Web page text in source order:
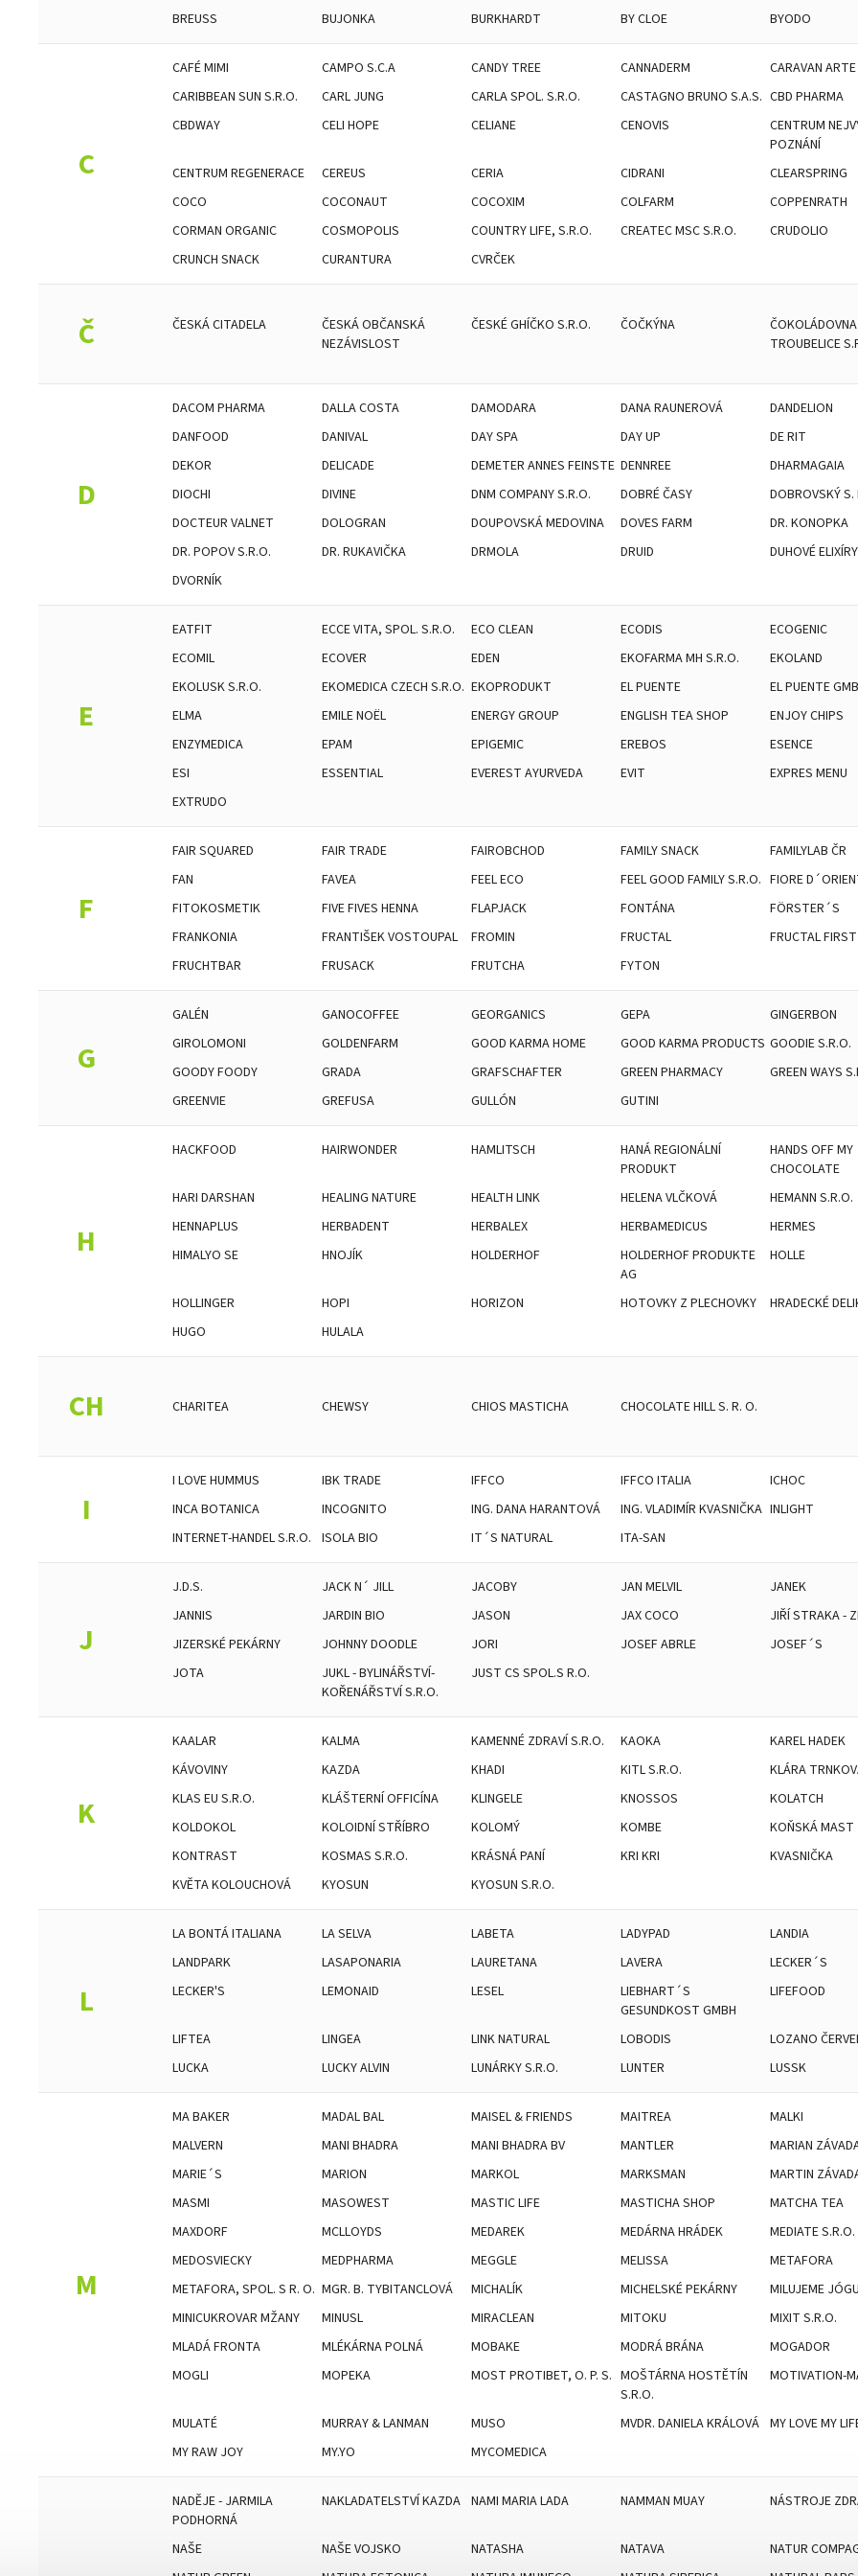
BREUSS BUJONKA BURKHARDT BY CLOE BYODO
C
CAFÉ MIMI CAMPO S.C.A CANDY TREE CANNADERM
CARAVAN ARTE
CARIBBEAN SUN S.R.O.
CARL JUNG CARLA SPOL. S.R.O. CASTAGNO BRUNO S.A.S. CBD PHARMA
CBDWAY
CELI HOPE CELIANE CENOVIS
CENTRUM
POZNÁNÍ
CENTRUM REGENERACE
CEREUS CERIA CIDRANI
CLEARSPRING
COCO
COCONAUT COCOXIM COLFARM
COPPENRATH
CORMAN ORGANIC
COSMOPOLIS COUNTRY LIFE, S.R.O. CREATEC MSC S.R.O.
CRUDOLIO
CRUNCH SNACK
CURANTURA CVRČEK
Č ČESKÁ CITADELA
ČESKÁ OBČANSKÁ
NEZÁVISLOST
ČESKÉ GHÍČKO S.R.O. ČOČKÝNA
ČOKOLÁDOVNA
TROUBELICE
D
DACOM PHARMA DALLA COSTA DAMODARA DANA RAUNEROVÁ
DANDELION
DANFOOD
DANIVAL DAY SPA DAY UP
DE RIT
DEKOR
DELICADE DEMETER ANNES FEINSTE DENNREE
DHARMAGAIA
DIOCHI
DIVINE DNM COMPANY S.R.O. DOBRÉ ČASY
DOBROVSKÝ S.
DOCTEUR VALNET
DOLOGRAN DOUPOVSKÁ MEDOVINA DOVES FARM
DR. KONOPKA
DR. POPOV S.R.O.
DR. RUKAVIČKA DRMOLA DRUID
DUHOVÉ ELIXÍRY
DVORNÍK
E
EATFIT ECCE VITA, SPOL. S.R.O. ECO CLEAN ECODIS
ECOGENIC
ECOMIL
ECOVER EDEN EKOFARMA MH S.R.O.
EKOLAND
EKOLUSK S.R.O.
EKOMEDICA CZECH S.R.O. EKOPRODUKT EL PUENTE
EL PUENTE
ELMA
EMILE NOËL ENERGY GROUP ENGLISH TEA SHOP
ENJOY CHIPS
ENZYMEDICA
EPAM EPIGEMIC EREBOS
ESENCE
ESI
ESSENTIAL EVEREST AYURVEDA EVIT
EXPRES MENU
EXTRUDO
F
FAIR SQUARED FAIR TRADE FAIROBCHOD FAMILY SNACK
FAMILYLAB ČR
FAN
FAVEA FEEL ECO FEEL GOOD FAMILY S.R.O. FIORE
FITOKOSMETIK
FIVE FIVES HENNA FLAPJACK FONTÁNA
FÖRSTER´S
FRANKONIA
FRANTIŠEK VOSTOUPAL FROMIN FRUCTAL
FRUCTAL FIRST
FRUCHTBAR
FRUSACK FRUTCHA FYTON
G
GALÉN GANOCOFFEE GEORGANICS GEPA
GINGERBON
GIROLOMONI
GOLDENFARM GOOD KARMA HOME GOOD KARMA PRODUCTS GOODIE S.R.O.
GOODY FOODY
GRADA GRAFSCHAFTER GREEN PHARMACY
GREEN WAYS
GREENVIE
GREFUSA GULLÓN GUTINI
H
HACKFOOD HAIRWONDER HAMLITSCH
HANÁ REGIONÁLNÍ
PRODUKT
HANDS OFF MY
CHOCOLATE
HARI DARSHAN
HEALING NATURE HEALTH LINK HELENA VLČKOVÁ
HEMANN S.R.O.
HENNAPLUS
HERBADENT HERBALEX HERBAMEDICUS
HERMES
HIMALYO SE
HNOJÍK HOLDERHOF
HOLDERHOF PRODUKTE
AG
HOLLE
HOLLINGER HOPI HORIZON HOTOVKY Z PLECHOVKY
HRADECKÉ
HUGO
HULALA
CH CHARITEA CHEWSY CHIOS MASTICHA CHOCOLATE HILL S. R. O.
I
I LOVE HUMMUS IBK TRADE IFFCO IFFCO ITALIA
ICHOC
INCA BOTANICA
INCOGNITO ING. DANA HARANTOVÁ ING. VLADIMÍR KVASNIČKA INLIGHT
INTERNET-HANDEL S.R.O. ISOLA BIO IT´S NATURAL ITA-SAN
J
J.D.S. JACK N´ JILL JACOBY JAN MELVIL
JANEK
JANNIS
JARDIN BIO JASON JAX COCO
JIŘÍ STRAKA -
JIZERSKÉ PEKÁRNY
JOHNNY DOODLE JORI JOSEF ABRLE
JOSEF´S
JOTA
JUKL - BYLINÁŘSTVÍ-
KOŘENÁŘSTVÍ S.R.O.
JUST CS SPOL.S R.O.
K
KAALAR KALMA KAMENNÉ ZDRAVÍ S.R.O. KAOKA
KAREL HADEK
KÁVOVINY
KAZDA KHADI KITL S.R.O.
KLÁRA
KLAS EU S.R.O.
KLÁŠTERNÍ OFFICÍNA KLINGELE KNOSSOS
KOLATCH
KOLDOKOL
KOLOIDNÍ STŘÍBRO KOLOMÝ KOMBE
KOŇSKÁ MAST
KONTRAST
KOSMAS S.R.O. KRÁSNÁ PANÍ KRI KRI
KVASNIČKA
KVĚTA KOLOUCHOVÁ
KYOSUN KYOSUN S.R.O.
L
LA BONTÁ ITALIANA LA SELVA LABETA LADYPAD
LANDIA
LANDPARK
LASAPONARIA LAURETANA LAVERA
LECKER´S
LECKER'S
LEMONAID LESEL
LIEBHART´S
GESUNDKOST GMBH
LIFEFOOD
LIFTEA LINGEA LINK NATURAL LOBODIS
LOZANO
LUCKA
LUCKY ALVIN LUNÁRKY S.R.O. LUNTER LUSSK
M
MA BAKER MADAL BAL MAISEL & FRIENDS MAITREA
MALKI
MALVERN
MANI BHADRA MANI BHADRA BV MANTLER
MARIAN
MARIE´S
MARION MARKOL MARKSMAN
MARTIN
MASMI
MASOWEST MASTIC LIFE MASTICHA SHOP
MATCHA TEA
MAXDORF
MCLLOYDS MEDAREK MEDÁRNA HRÁDEK
MEDIATE S.R.O.
MEDOSVIECKY
MEDPHARMA MEGGLE MELISSA
METAFORA
METAFORA, SPOL. S R. O. MGR. B. TYBITANCLOVÁ MICHALÍK MICHELSKÉ PEKÁRNY
MILUJEME JÓGU
MINICUKROVAR MŽANY
MINUSL MIRACLEAN MITOKU
MIXIT S.R.O.
MLADÁ FRONTA
MLÉKÁRNA POLNÁ MOBAKE MODRÁ BRÁNA
MOGADOR
MOGLI
MOPEKA MOST PROTIBET, O. P. S. MOŠTÁRNA HOSTĚTÍN
S.R.O.
MOTIVATION-
MULATÉ MURRAY & LANMAN MUSO MVDR. DANIELA KRÁLOVÁ MY LOVE MY
MY RAW JOY
MY.YO MYCOMEDICA
NADĚJE - JARMILA
PODHORNÁ
NAKLADATELSTVÍ KAZDA NAMI MARIA LADA NAMMAN MUAY NÁSTROJE
NAŠE NAŠE VOJSKO NATASHA NATAVA
NATUR